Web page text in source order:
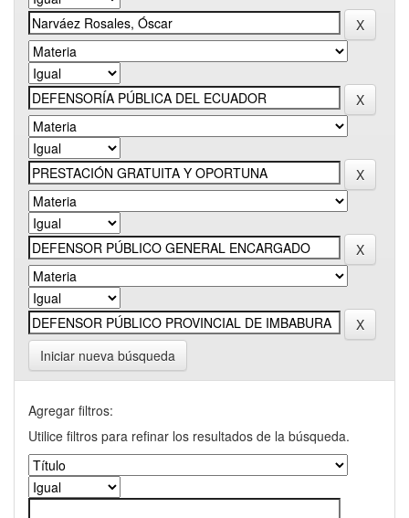
Iniciar nueva búsqueda
Agregar filtros:
Utilice filtros para refinar los resultados de la búsqueda.